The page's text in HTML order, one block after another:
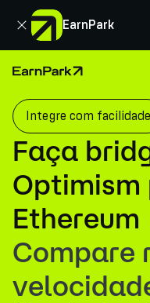
EarnPark
Fechar
Página Inicial
Produtos
Mercados
PARK Token
Recursos
Empresa
Integre com facilidade
Faça
Optimism
Ethereum
Compare